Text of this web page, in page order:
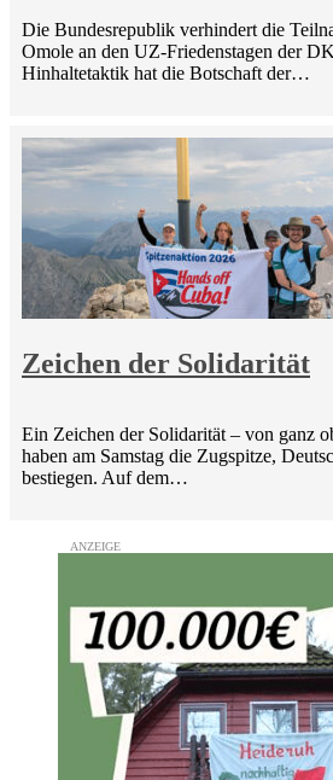
Die Bundesrepublik verhindert die
Omole an den UZ-Friedenstagen der
Hinhaltetaktik hat die Botschaft der…
Zeichen der Solidarität
Ein Zeichen der Solidarität – von ganz
haben am Samstag die Zugspitze,
bestiegen. Auf dem…